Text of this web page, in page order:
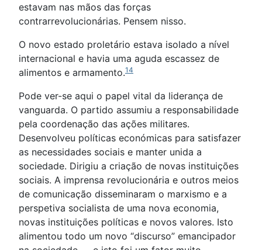
estavam nas mãos das forças
contrarrevolucionárias. Pensem nisso.
O novo estado proletário estava isolado a nível
internacional e havia uma aguda escassez de
alimentos e armamento.14
Pode ver-se aqui o papel vital da liderança de
vanguarda. O partido assumiu a responsabilidade
pela coordenação das ações militares.
Desenvolveu políticas económicas para satisfazer
as necessidades sociais e manter unida a
sociedade. Dirigiu a criação de novas instituições
sociais. A imprensa revolucionária e outros meios
de comunicação disseminaram o marxismo e a
perspetiva socialista de uma nova economia,
novas instituições políticas e novos valores. Isto
alimentou todo um novo “discurso” emancipador